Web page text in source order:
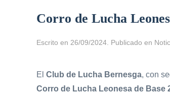
Corro de Lucha
Escrito en 26/09/2024 . Publicado en
El Club de Lucha Bernesga, con
Corro de Lucha Leonesa de Base